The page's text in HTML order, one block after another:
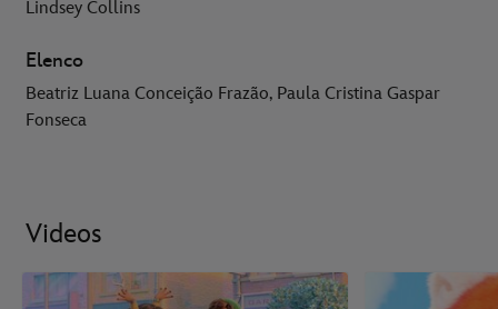
Lindsey Collins
Elenco
Beatriz Luana Conceição Frazão, Paula Cristina Gaspar
Fonseca
Videos